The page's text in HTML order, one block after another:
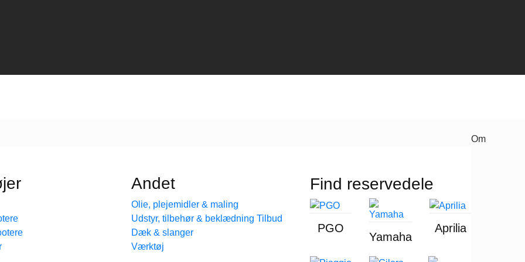
Andet
Olie, plejemidler & maling
Udstyr, tilbehør & beklædning
Dæk & slanger
Værktøj
Find reservedele
PGO
Yamaha
Aprilia
Om